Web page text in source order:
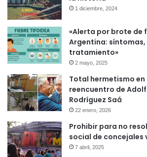
1 diciembre, 2024
«Alerta por brote de
Argentina: síntomas,
tratamiento»
2 mayo, 2025
Total hermetismo
reencuentro de
Rodríguez Saá
22 enero, 2026
Prohibir para no
social de concejales
7 abril, 2025